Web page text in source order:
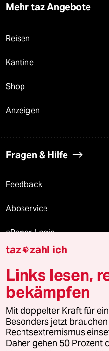
Mehr taz Angebote
Reisen
Kantine
Shop
Anzeigen
Fragen & Hilfe
Feedback
Aboservice
ePaper Login
Downloads für Abonnierende
© 2026 taz Verlags und
Alle Rechte vorbehalten. Bei
wenden Sie sich bitte an
Feedback
taz zahl ich
Links lesen,
bekämpfen
Mit doppelter Kraft für
Besonders jetzt
Rechtsextremismus
Daher gehen 50 Prozent